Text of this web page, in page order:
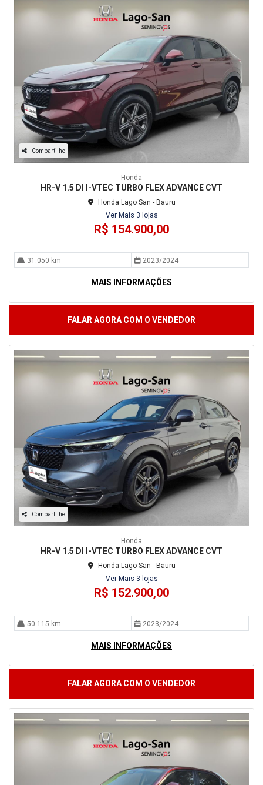
Compartilhe
Honda
HR-V 1.5 DI I-VTEC TURBO FLEX ADVANCE CVT
Honda Lago San - Bauru
Ver Mais 3 lojas
R$ 154.900,00
31.050 km 2023/2024
MAIS INFORMAÇÕES
FALAR AGORA COM O VENDEDOR
Compartilhe
Honda
HR-V 1.5 DI I-VTEC TURBO FLEX ADVANCE CVT
Honda Lago San - Bauru
Ver Mais 3 lojas
R$ 152.900,00
50.115 km 2023/2024
MAIS INFORMAÇÕES
FALAR AGORA COM O VENDEDOR